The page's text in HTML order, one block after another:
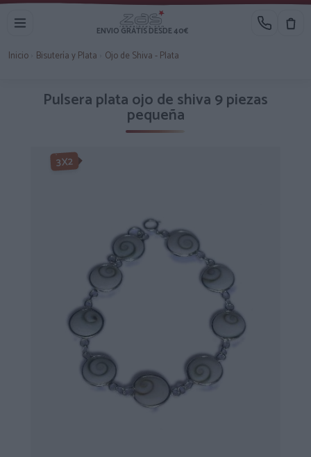
ENVIO GRATIS DESDE 40€
Inicio Bisutería y Plata Ojo de Shiva - Plata
Pulsera plata ojo de shiva 9 piezas
pequeña
3X2